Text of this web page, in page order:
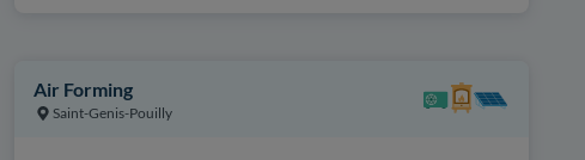
Air Forming
Saint-Genis-Pouilly